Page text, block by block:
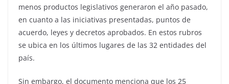
menos productos legislativos generaron el año pasado,
en cuanto a las iniciativas presentadas, puntos de
acuerdo, leyes y decretos aprobados. En estos rubros
se ubica en los últimos lugares de las 32 entidades del
país.
Sin embargo, el documento menciona que los 25